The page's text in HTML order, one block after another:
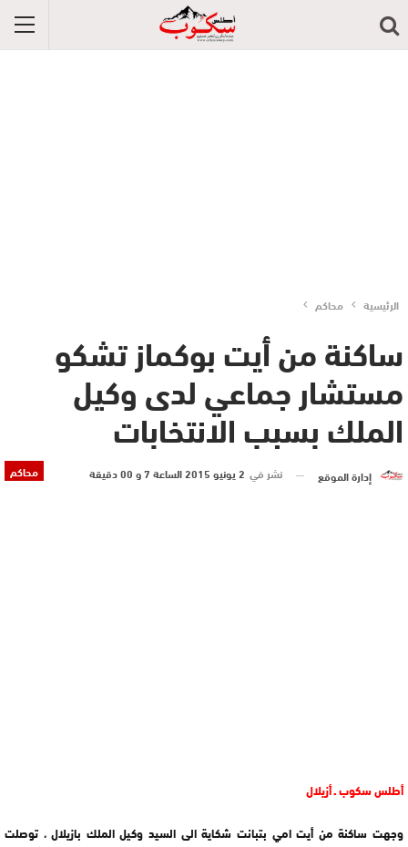
الرئيسية محاكم
ساكنة من أيت بوكماز تشكو
مستشار جماعي لدى وكيل
الملك بسبب الانتخابات
محاكم إدارة الموقع نشر في 2 يونيو 2015 الساعة 7 و 00 دقيقة
أطلس سكوب ـ أزيلال
وجهت ساكنة من أيت امي بتبانت شكاية الى السيد وكيل الملك بازيلال ، توصلت